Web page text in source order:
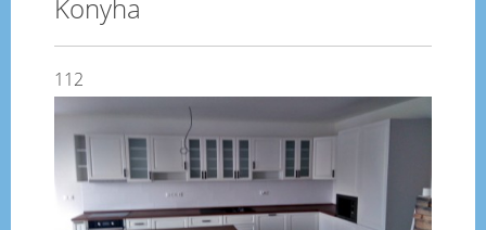
Konyha
112